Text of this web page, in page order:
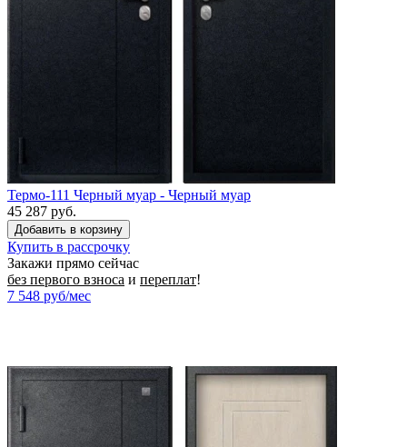
Термо-111 Черный муар - Черный муар
45 287 руб.
Купить в рассрочку
Закажи прямо сейчас
без первого взноса и переплат!
7 548 руб/мес